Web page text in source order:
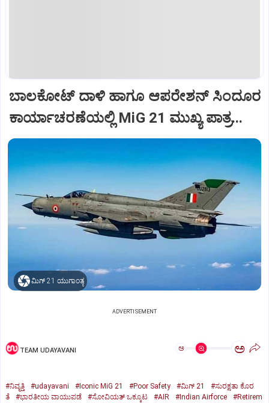
ಬಾಲಕೋಟ್‌ ದಾಳಿ ಹಾಗೂ ಆಪರೇಶನ್‌ ಸಿಂದೂರ
ಕಾರ್ಯಾಚರಣೆಯಲ್ಲಿ MiG 21 ಮುಖ್ಯ ಪಾತ್ರ...
ಮಿಗ್‌ 21 ಯುಗಾಂತ್ಯ
ADVERTISEMENT
TEAM UDAYAVANI ಅ ಅ
#ನಿವೃತ್ತಿ #udayavani #Iconic MiG 21 #Poor Safety #ಮಿಗ್‌ 21
#ಸುರಕ್ಷತಾ ಕೊರ
ತೆ
#ಭಾರತೀಯ ವಾಯುಪಡೆ #ಸೋವಿಯತ್‌ ಒಕ್ಕೂಟ #AIR #Indian Airforce
#Retirem